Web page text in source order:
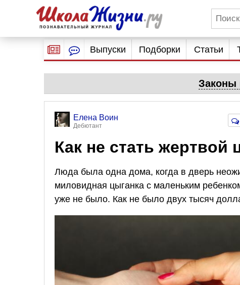
Выпуски Подборки Статьи
Законы
Елена Воин
Дебютант
Как не стать жертвой
Люда была одна дома, когда в дверь
миловидная цыганка с маленьким
уже не было. Как не было двух тысяч